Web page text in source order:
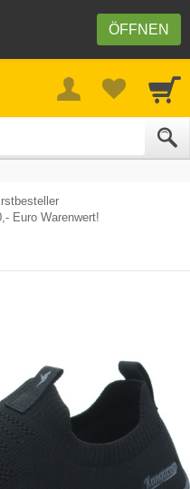
ÖFFNEN
Euro Warenwert!